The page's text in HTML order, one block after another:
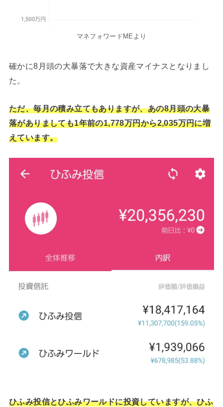
マネフォワードMEより
確かに8月頭の大暴落で大きな資産マイナスとなりまし
た。
ただ、毎月の積み立てもありますが、あの8月頭の大暴
落がありましても1年前の1,778万円から2,035万円に増
えています。
ひふみ投信とひふみワールドに投資していますが、ひふ